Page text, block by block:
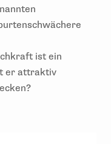
ist ein
er attraktiv